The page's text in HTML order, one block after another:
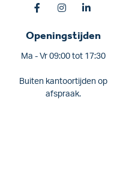
Openingstijden
Ma - Vr 09:00 tot 17:30
Buiten kantoortijden op
afspraak.